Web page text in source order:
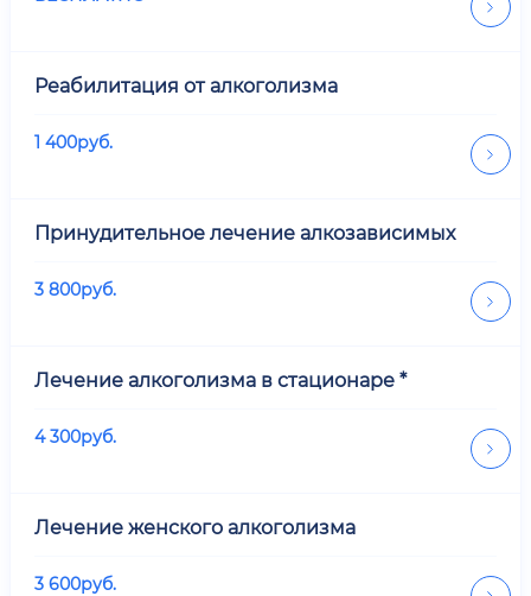
Реабилитация от алкоголизма
1 400руб.
Принудительное лечение алкозависимых
3 800руб.
Лечение алкоголизма в стационаре *
4 300руб.
Лечение женского алкоголизма
3 600руб.